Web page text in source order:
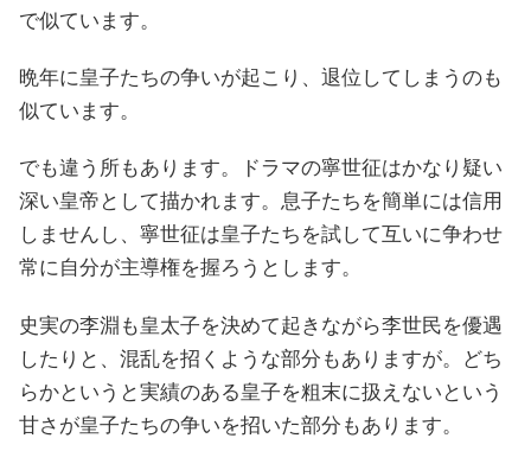
で似ています。
晩年に皇子たちの争いが起こり、退位してしまうのも
似ています。
でも違う所もあります。ドラマの寧世征はかなり疑い
深い皇帝として描かれます。息子たちを簡単には信用
しませんし、寧世征は皇子たちを試して互いに争わせ
常に自分が主導権を握ろうとします。
史実の李淵も皇太子を決めて起きながら李世民を優遇
したりと、混乱を招くような部分もありますが。どち
らかというと実績のある皇子を粗末に扱えないという
甘さが皇子たちの争いを招いた部分もあります。